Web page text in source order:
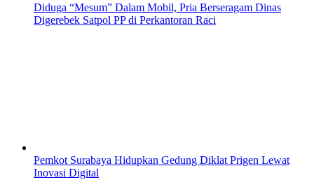
Diduga “Mesum” Dalam Mobil, Pria Berseragam Dinas
Digerebek Satpol PP di Perkantoran Raci
Pemkot Surabaya Hidupkan Gedung Diklat Prigen Lewat
Inovasi Digital